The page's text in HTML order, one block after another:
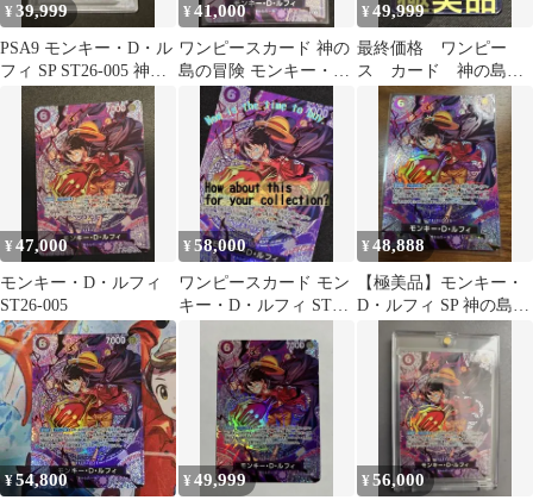
¥39,999
PSA9 モンキー・D・ル
フィ SP ST26-005 神の
¥41,000
ワンピースカード 神の
島の冒険 モンキー・
D・ルフィ SP ST26-005
¥49,999
最終価格 ワンピー
ス カード 神の島の
冒険 ルフィ SP
ST26-005
¥47,000
モンキー・D・ルフィ
ST26-005
¥58,000
ワンピースカード モン
キー・D・ルフィ ST26-
¥48,888
【極美品】モンキー・
D・ルフィ SP 神の島の
冒険 ワンピースカード
¥54,800 ¥49,999 ¥56,000